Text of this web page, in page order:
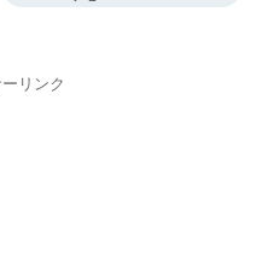
リンク